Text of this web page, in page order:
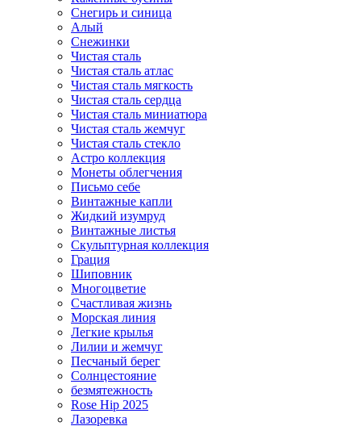
Снегирь и синица
Алый
Снежинки
Чистая сталь
Чистая сталь атлас
Чистая сталь мягкость
Чистая сталь сердца
Чистая сталь миниатюра
Чистая сталь жемчуг
Чистая сталь стекло
Астро коллекция
Монеты облегчения
Письмо себе
Винтажные капли
Жидкий изумруд
Винтажные листья
Скульптурная коллекция
Грация
Шиповник
Многоцветие
Счастливая жизнь
Морская линия
Легкие крылья
Лилии и жемчуг
Песчаный берег
Солнцестояние
безмятежность
Rose Hip 2025
Лазоревка